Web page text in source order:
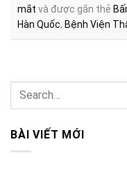
mắt và được gắn thẻ
Hàn Quốc, Bệnh Viện
BÀI VIẾT MỚI